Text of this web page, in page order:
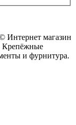
Интернет магазин
и фурнитура.